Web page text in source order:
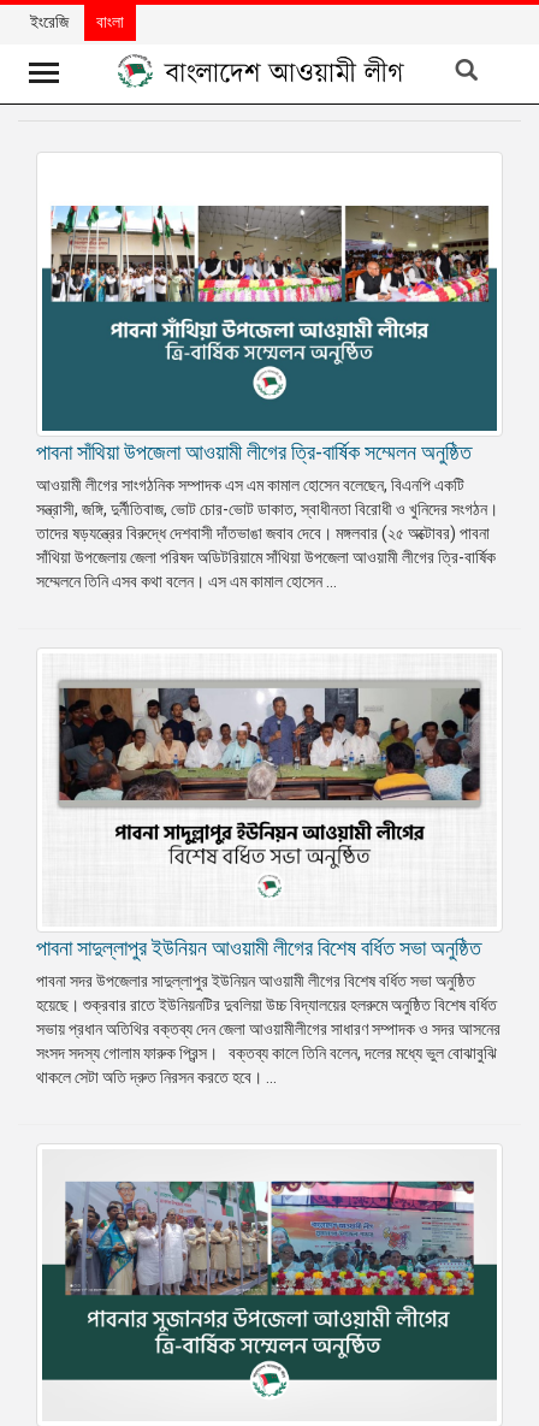
উন্নয়নের
নিউজলেটার
প্রেস
রিলিজ
গ্যালারি
সহিংসতা
ইংরেজি বাংলা
পাবনা সাঁথিয়া উপজেলা আওয়ামী লীগের ত্রি-বার্ষিক সম্মেলন অনুষ্ঠিত
আওয়ামী লীগের সাংগঠনিক সম্পাদক এস এম কামাল হোসেন বলেছেন, বিএনপি একটি
সন্ত্রাসী, জঙ্গি, দুর্নীতিবাজ, ভোট চোর-ভোট ডাকাত, স্বাধীনতা বিরোধী ও খুনিদের সংগঠন।
তাদের ষড়যন্ত্রের বিরুদ্ধে দেশবাসী দাঁতভাঙা জবাব দেবে। মঙ্গলবার (২৫ অক্টোবর) পাবনা
সাঁথিয়া উপজেলায় জেলা পরিষদ অডিটরিয়ামে সাঁথিয়া উপজেলা আওয়ামী লীগের ত্রি-বার্ষিক
সম্মেলনে তিনি এসব কথা বলেন। এস এম কামাল হোসেন ...
পাবনা সাদুল্লাপুর ইউনিয়ন আওয়ামী লীগের বিশেষ বর্ধিত সভা অনুষ্ঠিত
পাবনা সদর উপজেলার সাদুল্লাপুর ইউনিয়ন আওয়ামী লীগের বিশেষ বর্ধিত সভা অনুষ্ঠিত
হয়েছে। শুক্রবার রাতে ইউনিয়নটির দুবলিয়া উচ্চ বিদ্যালয়ের হলরুমে অনুষ্ঠিত বিশেষ বর্ধিত
সভায় প্রধান অতিথির বক্তব্য দেন জেলা আওয়ামীলীগের সাধারণ সম্পাদক ও সদর আসনের
সংসদ সদস্য গোলাম ফারুক প্রিন্স। বক্তব্য কালে তিনি বলেন, দলের মধ্যে ভুল বোঝাবুঝি
থাকলে সেটা অতি দ্রুত নিরসন করতে হবে। ...